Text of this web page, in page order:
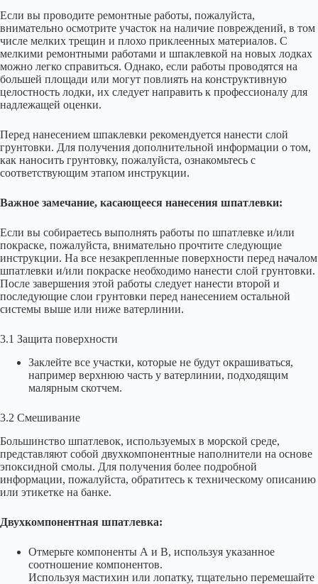
Если вы проводите ремонтные работы, пожалуйста,
внимательно осмотрите участок на наличие повреждений, в том
числе мелких трещин и плохо приклеенных материалов. С
мелкими ремонтными работами и шпаклевкой на новых лодках
можно легко справиться. Однако, если работы проводятся на
большей площади или могут повлиять на конструктивную
целостность лодки, их следует направить к профессионалу для
надлежащей оценки.
Перед нанесением шпаклевки рекомендуется нанести слой
грунтовки. Для получения дополнительной информации о том,
как наносить грунтовку, пожалуйста, ознакомьтесь с
соответствующим этапом инструкции.
Важное замечание, касающееся нанесения шпатлевки:
Если вы собираетесь выполнять работы по шпатлевке и/или
покраске, пожалуйста, внимательно прочтите следующие
инструкции. На все незакрепленные поверхности перед началом
шпатлевки и/или покраске необходимо нанести слой грунтовки.
После завершения этой работы следует нанести второй и
последующие слои грунтовки перед нанесением остальной
системы выше или ниже ватерлинии.
3.1 Защита поверхности
Заклейте все участки, которые не будут окрашиваться,
например верхнюю часть у ватерлинии, подходящим
малярным скотчем.
3.2 Смешивание
Большинство шпатлевок, используемых в морской среде,
представляют собой двухкомпонентные наполнители на основе
эпоксидной смолы. Для получения более подробной
информации, пожалуйста, обратитесь к техническому описанию
или этикетке на банке.
Двухкомпонентная шпатлевка:
Отмерьте компоненты А и В, используя указанное
соотношение компонентов.
Используя мастихин или лопатку, тщательно перемешайте